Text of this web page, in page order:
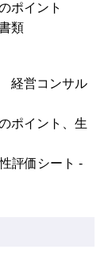
ポイント
類
経営コンサル
ポイント、生
評価シート -